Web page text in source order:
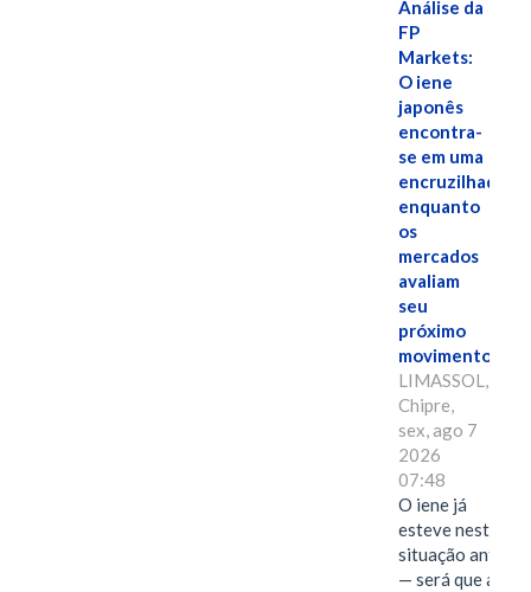
Análise da
FP
Markets:
O iene
japonês
encontra-
se em uma
encruzilhada
enquanto
os
mercados
avaliam
seu
próximo
movimento.
LIMASSOL,
Chipre,
sex, ago 7
2026
07:48
O iene já
esteve nesta
situação antes
— será que a